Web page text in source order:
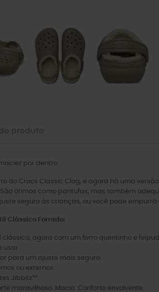
por dentro.
do Crocs Classic Clog, e agora há uma
ótimos como pantufas, mas também
seguro às crianças, ou você pode
Clássico Forrado:
agora com um forro quentinho e
usar.
para um ajuste mais seguro.
ou externos.
Jibbitz™.
maravilhoso. Macio. Conforto envolvente.